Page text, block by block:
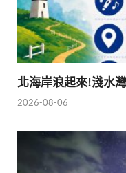
北海岸浪起來!淺水
2026-08-06